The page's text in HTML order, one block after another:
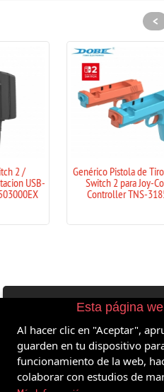
Pistola de Tiro para
2 para Joy-Con
TNS-3185
DOBE N-
1 Estuche y
N-Switch
<
Esta página
Al hacer clic en "Aceptar",
guarden en tu dispositivo
funcionamiento de la web,
colaborar con estudios de